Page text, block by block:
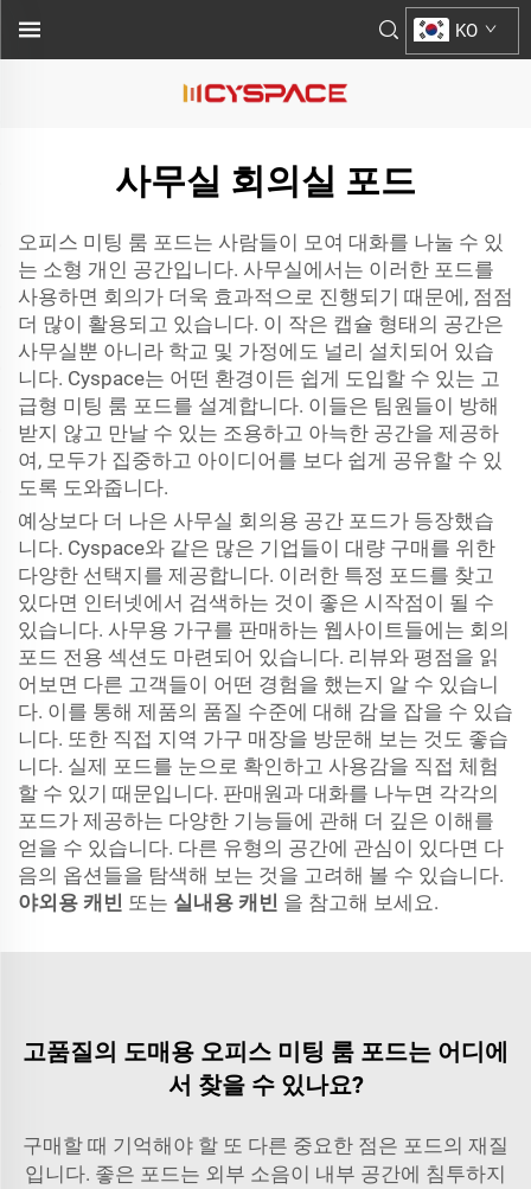
KO
사무실 회의실 포드
오피스 미팅 룸 포드는 사람들이 모여 대화를 나눌 수 있
는 소형 개인 공간입니다. 사무실에서는 이러한 포드를
사용하면 회의가 더욱 효과적으로 진행되기 때문에, 점점
더 많이 활용되고 있습니다. 이 작은 캡슐 형태의 공간은
사무실뿐 아니라 학교 및 가정에도 널리 설치되어 있습
니다. Cyspace는 어떤 환경이든 쉽게 도입할 수 있는 고
급형 미팅 룸 포드를 설계합니다. 이들은 팀원들이 방해
받지 않고 만날 수 있는 조용하고 아늑한 공간을 제공하
여, 모두가 집중하고 아이디어를 보다 쉽게 공유할 수 있
도록 도와줍니다.
예상보다 더 나은 사무실 회의용 공간 포드가 등장했습
니다. Cyspace와 같은 많은 기업들이 대량 구매를 위한
다양한 선택지를 제공합니다. 이러한 특정 포드를 찾고
있다면 인터넷에서 검색하는 것이 좋은 시작점이 될 수
있습니다. 사무용 가구를 판매하는 웹사이트들에는 회의
포드 전용 섹션도 마련되어 있습니다. 리뷰와 평점을 읽
어보면 다른 고객들이 어떤 경험을 했는지 알 수 있습니
다. 이를 통해 제품의 품질 수준에 대해 감을 잡을 수 있습
니다. 또한 직접 지역 가구 매장을 방문해 보는 것도 좋습
니다. 실제 포드를 눈으로 확인하고 사용감을 직접 체험
할 수 있기 때문입니다. 판매원과 대화를 나누면 각각의
포드가 제공하는 다양한 기능들에 관해 더 깊은 이해를
얻을 수 있습니다. 다른 유형의 공간에 관심이 있다면 다
음의 옵션들을 탐색해 보는 것을 고려해 볼 수 있습니다.
야외용 캐빈 또는 실내용 캐빈 을 참고해 보세요.
고품질의 도매용 오피스 미팅 룸 포드는 어디에
서 찾을 수 있나요?
구매할 때 기억해야 할 또 다른 중요한 점은 포드의 재질
입니다. 좋은 포드는 외부 소음이 내부 공간에 침투하지